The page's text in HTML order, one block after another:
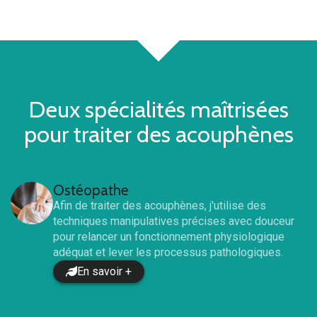
Deux spécialités maîtrisées
pour traiter des acouphènes
Ostéopathe
Afin de traiter des acouphènes, j'utilise des
techniques manipulatives précises avec douceur
pour relancer un fonctionnement physiologique
adéquat et lever les processus pathologiques.
En savoir +